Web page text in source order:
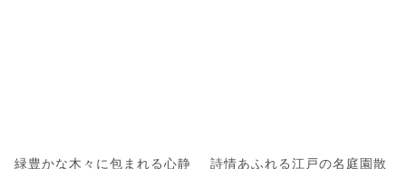
緑豊かな木々に包まれる心静
詩情あふれる江戸の名庭園散